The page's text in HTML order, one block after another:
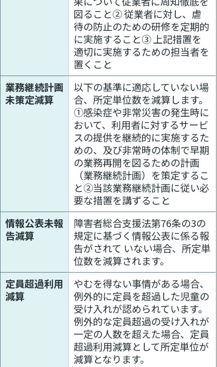
図ること② 従業者に対し、虐
待の防止のための研修を定期的
に実施すること③ 上記措置を
適切に実施するための担当者を
置くこと
業務継続計画
未策定減算
以下の基準に適応していない場
合、所定単位数を減算します。
①感染症や非常災害の発生時に
おいて、利用者に対するサービ
スの提供を継続的に実施するた
めの、及び非常時の体制で早期
の業務再開を図るための計画
（業務継続計画）を策定するこ
と②当該業務継続計画に従い必
要な措置を講ずること
情報公表未報
告減算
障害者総合支援法第76条の3の
規定に基づく情報公表に係る報
告がされて いない場合、所定単
位数を減算されます。
定員超過利用
減算
やむを得ない事情がある場合、
例外的に定員を超過した児童の
受け入れが認められています。
例外的な定員超過の受け入れが
一定の人数を超えた場合、定員
超過利用減算として所定単位が
減算となります。